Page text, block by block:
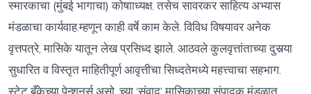
स्मारकाचा (मुंबई भागाचा) कोषााध्यक्ष. तसेच सावरकर साहित्य अभ्यास
मंडळाचा कार्यवाह.म्हणून काही वर्षे काम केले. विविध विषयावर अनेक
वृत्तपत्रे, मासिके यातून लेख प्रसिध्द झाले. आठवले कुलवृत्तांताच्या दुसर्‍या
सुधारित व विस्तृत माहितीपूर्ण आवृत्तीचा सिध्दतेमध्ये महत्त्वाचा सहभाग.